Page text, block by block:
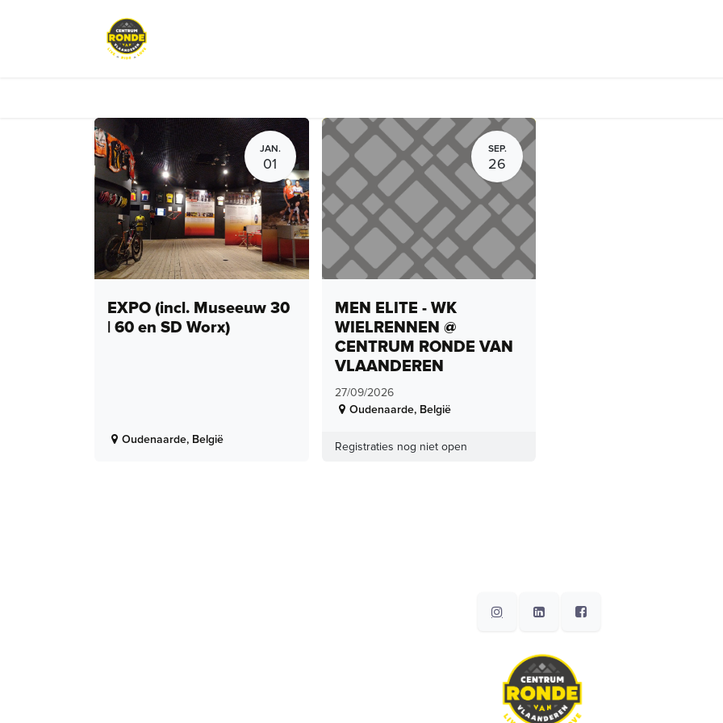
JAN.
01
EXPO (incl. Museeuw 30
| 60 en SD Worx)
Oudenaarde, België
SEP.
26
MEN ELITE - WK
WIELRENNEN @
CENTRUM RONDE VAN
VLAANDEREN
27/09/2026
Oudenaarde, België
Registraties nog niet open